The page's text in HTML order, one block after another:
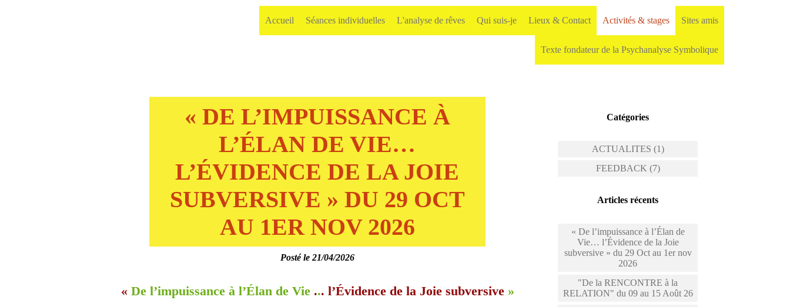
Accueil Séances individuelles L'analyse de rêves Qui suis-je Lieux & Contact Activités & stages Sites amis
Texte fondateur de la Psychanalyse Symbolique
« DE L’IMPUISSANCE À
L’ÉLAN DE VIE…
L’ÉVIDENCE DE LA JOIE
SUBVERSIVE » DU 29 OCT
AU 1ER NOV 2026
Posté le 21/04/2026
« De l’impuissance à l’Élan de Vie ... l’Évidence de la Joie subversive »
Catégories
ACTUALITES (1)
FEEDBACK (7)
Articles récents
« De l’impuissance à l’Élan de
Vie… l’Évidence de la Joie
subversive » du 29 Oct au 1er nov
2026
"De la RENCONTRE à la
RELATION" du 09 au 15 Août 26